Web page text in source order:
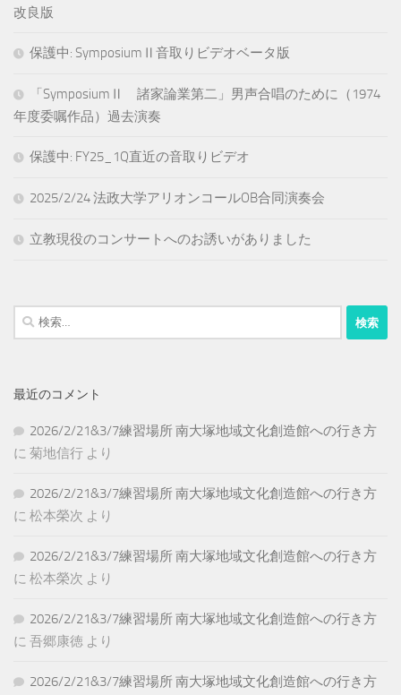
改良版
保護中: SymposiumⅡ音取りビデオベータ版
「SymposiumⅡ 諸家論業第二」男声合唱のために（1974
年度委嘱作品）過去演奏
保護中: FY25_1Q直近の音取りビデオ
2025/2/24 法政大学アリオンコールOB合同演奏会
立教現役のコンサートへのお誘いがありました
検
索:
最近のコメント
2026/2/21&3/7練習場所 南大塚地域文化創造館への行き方
に 菊地信行 より
2026/2/21&3/7練習場所 南大塚地域文化創造館への行き方
に 松本榮次 より
2026/2/21&3/7練習場所 南大塚地域文化創造館への行き方
に 松本榮次 より
2026/2/21&3/7練習場所 南大塚地域文化創造館への行き方
に 吾郷康徳 より
2026/2/21&3/7練習場所 南大塚地域文化創造館への行き方